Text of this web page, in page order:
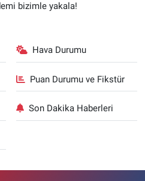
bizimle yakala!
Hava Durumu
Puan Durumu ve Fikstür
Son Dakika Haberleri